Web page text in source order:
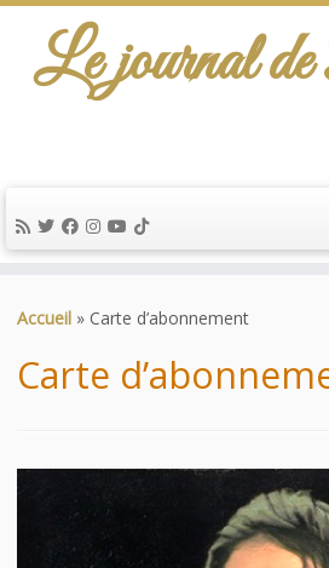
au
Le journal de
Accueil » Carte d’abonnement
Carte